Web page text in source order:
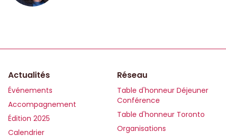
Actualités
Événements
Accompagnement
Édition 2025
Calendrier
Réseau
Table d'honneur Déjeuner
Conférence
Table d'honneur Toronto
Organisations